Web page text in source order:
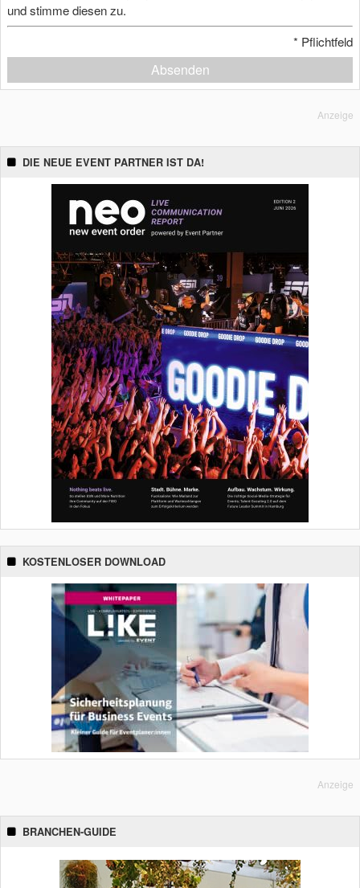
und stimme diesen zu.
* Pflichtfeld
Absenden
Anzeige
DIE NEUE EVENT PARTNER IST DA!
KOSTENLOSER DOWNLOAD
Anzeige
BRANCHEN-GUIDE